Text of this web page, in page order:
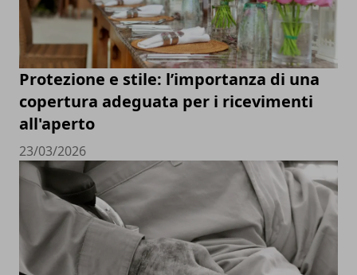
Protezione e stile: l’importanza di una
copertura adeguata per i ricevimenti
all'aperto
23/03/2026